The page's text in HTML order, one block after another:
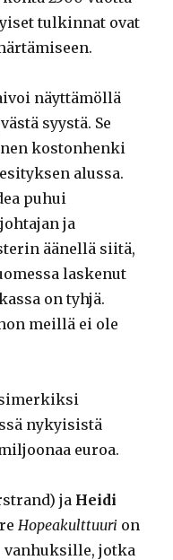
tulkinnat ovat
näyttämöllä
syystä. Se
kostonhenki
alussa.
puhui
ja
äänellä siitä,
laskenut
on tyhjä.
meillä ei ole
nykyisistä
euroa.
ja Heidi
Hopeakulttuuri on
vanhuksille, jotka